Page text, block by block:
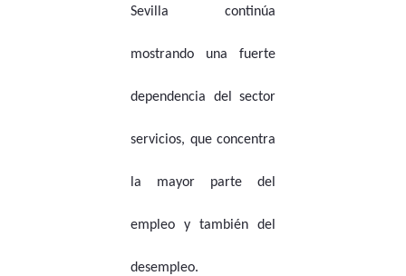
Sevilla continúa
mostrando una fuerte
dependencia del sector
servicios, que concentra
la mayor parte del
empleo y también del
desempleo.